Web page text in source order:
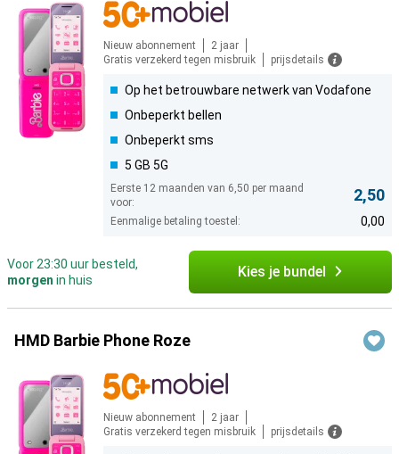
Nieuw abonnement
2 jaar
Gratis verzekerd tegen misbruik
prijsdetails
Op het betrouwbare netwerk van Vodafone
Onbeperkt bellen
Onbeperkt sms
5 GB 5G
Eerste 12 maanden van 6,50 per maand
voor:
2,50
Eenmalige betaling toestel: 0,00
Voor 23:30 uur besteld,
morgen in huis Kies je bundel
HMD Barbie Phone Roze
Nieuw abonnement
2 jaar
Gratis verzekerd tegen misbruik
prijsdetails